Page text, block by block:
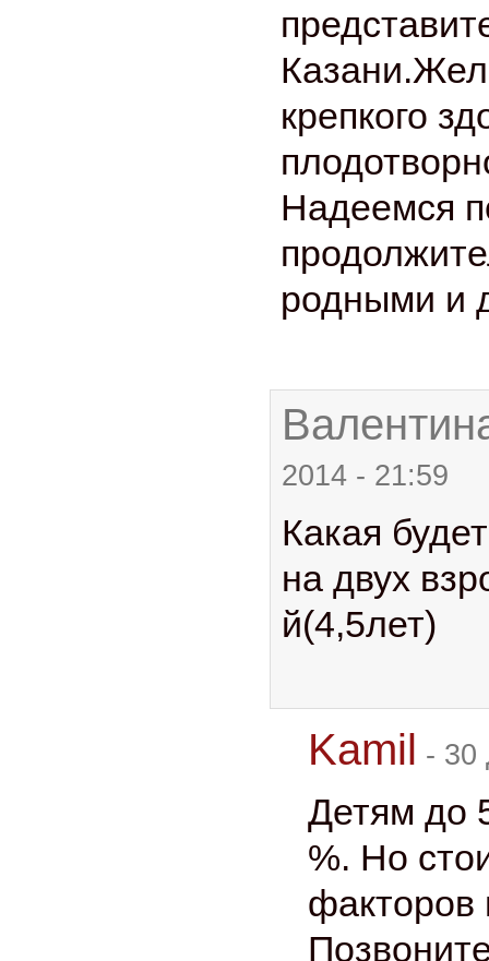
крепкого
Надеемся
родными и
2014 - 21:59
Какая
на двух
й(4,5лет)
Kamil - 30
Детям до
%. Но
факторов